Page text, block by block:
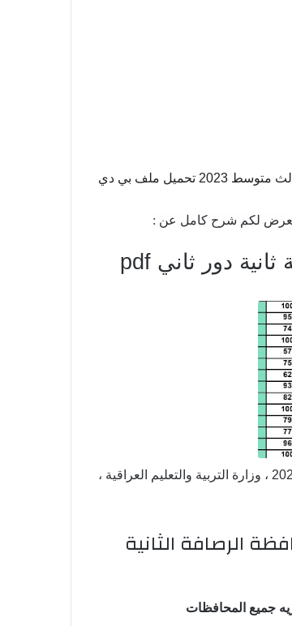
نتائج الثالث المتوسط 2023 مديرية الرصافة الثانية الدور الثاني نتائج صف ثالث متوسط 2023 تحميل ملف بي دي
لكم شرح كامل عن :
أعلنت نتائج الامتحانات الصباحي والخارجية الثالث المتوسطة الدور الثاني 2023 ، وزارة التربية والتعليم العراقية ،
متوسط امتحانات 2023 المحافظة الرصافة الثانية